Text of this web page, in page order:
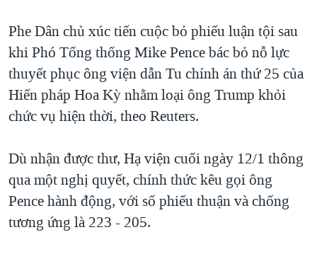
Phe Dân chủ xúc tiến cuộc bỏ phiếu luận tội sau
khi Phó Tổng thống Mike Pence bác bỏ nỗ lực
thuyết phục ông viện dẫn Tu chính án thứ 25 của
Hiến pháp Hoa Kỳ nhằm loại ông Trump khỏi
chức vụ hiện thời, theo Reuters.
Dù nhận được thư, Hạ viện cuối ngày 12/1 thông
qua một nghị quyết, chính thức kêu gọi ông
Pence hành động, với số phiếu thuận và chống
tương ứng là 223 - 205.